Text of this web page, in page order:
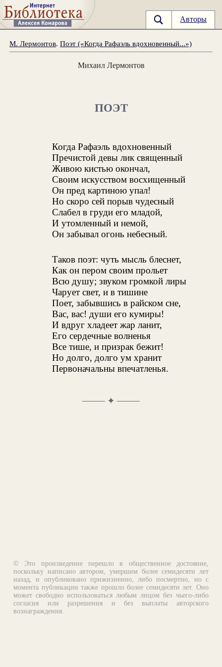
Авторы
М. Лермонтов.Поэт («Когда Рафаэль вдохновенный...»)
Михаил Лермонтов
ПОЭТ
Когда Рафаэль вдохновенный
Пречистой девы лик священный
Живою кистью окончал,
Своим искусством восхищенный
Он пред картиною упал!
Но скоро сей порыв чудесный
Слабел в груди его младой,
И утомленный и немой,
Он забывал огонь небесный.
Таков поэт: чуть мысль блеснет,
Как он пером своим прольет
Всю душу; звуком громкой лиры
Чарует свет, и в тишине
Поет, забывшись в райском сне,
Вас, вас! души его кумиры!
И вдруг хладеет жар ланит,
Его сердечные волненья
Все тише, и призрак бежит!
Но долго, долго ум хранит
Первоначальны впечатленья.
✦
© Это произведение перешло в общественное достояние,
поскольку написано автором, умершим более семидесяти лет
назад, и опубликовано прижизненно, либо посмертно, но с
момента публикации также прошло более семидесяти лет. Оно
может свободно использоваться любым лицом без чьего-либо
согласия или разрешения и без выплаты авторского
вознаграждения.